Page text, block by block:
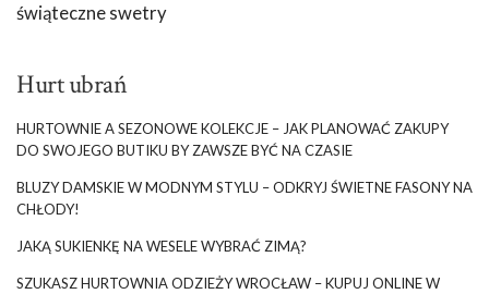
świąteczne swetry
Hurt ubrań
HURTOWNIE A SEZONOWE KOLEKCJE – JAK PLANOWAĆ ZAKUPY
DO SWOJEGO BUTIKU BY ZAWSZE BYĆ NA CZASIE
BLUZY DAMSKIE W MODNYM STYLU – ODKRYJ ŚWIETNE FASONY NA
CHŁODY!
JAKĄ SUKIENKĘ NA WESELE WYBRAĆ ZIMĄ?
SZUKASZ HURTOWNIA ODZIEŻY WROCŁAW – KUPUJ ONLINE W